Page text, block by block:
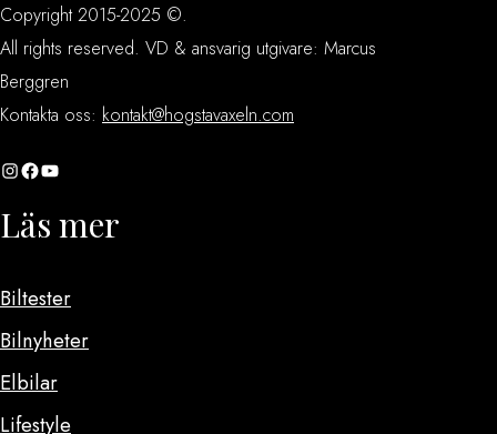
Copyright 2015-2025 ©.
All rights reserved. VD & ansvarig utgivare: Marcus
Berggren
Kontakta oss: kontakt@hogstavaxeln.com
InstagramFacebook YouTube
Läs mer
Biltester
Bilnyheter
Elbilar
Lifestyle